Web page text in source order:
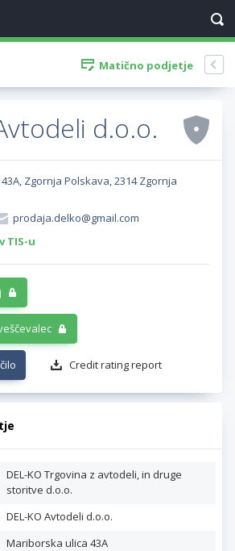
Matično podjetje
d.o.o.
Zgornja Polskava, 2314 Zgornja
prodaja.delko@gmail.com
TIS-u
Credit rating report
DEL-KO Trgovina z avtodeli, in druge
storitve d.o.o.
DEL-KO Avtodeli d.o.o.
Mariborska ulica 43A